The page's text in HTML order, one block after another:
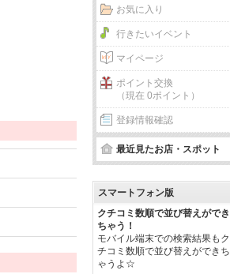
お気に入り
行きたいイベント
マイページ
ポイント交換
（現在 0ポイント）
登録情報確認
最近見たお店・スポット
スマートフォン版
クチコミ数順で並び替えができ
ちゃう！
モバイル端末での検索結果もク
チコミ数順で並び替えができち
ゃうよ☆